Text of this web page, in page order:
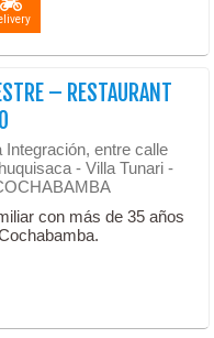
– RESTAURANT
Integración, entre calle
- Villa Tunari -
con más de 35 años